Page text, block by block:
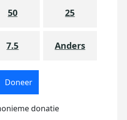
50 25
7.5 Anders
Doneer
donatie